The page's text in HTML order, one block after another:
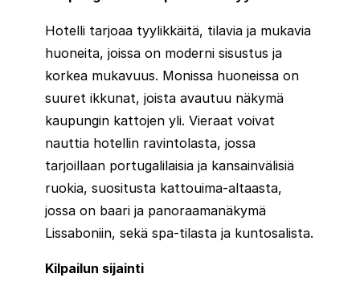
Hotelli tarjoaa tyylikkäitä, tilavia ja mukavia
huoneita, joissa on moderni sisustus ja
korkea mukavuus. Monissa huoneissa on
suuret ikkunat, joista avautuu näkymä
kaupungin kattojen yli. Vieraat voivat
nauttia hotellin ravintolasta, jossa
tarjoillaan portugalilaisia ja kansainvälisiä
ruokia, suositusta kattouima-altaasta,
jossa on baari ja panoraamanäkymä
Lissaboniin, sekä spa-tilasta ja kuntosalista.
Kilpailun sijainti